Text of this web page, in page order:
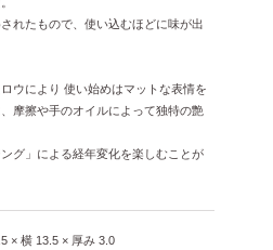
れたもので、使い込むほどに味が出
ウにより 使い始めはマットな表情を
摩擦や手のオイルによって独特の艶
グ」による経年変化を楽しむことが
× 横 13.5 × 厚み 3.0